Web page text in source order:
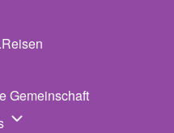
von Erwachsene
Gemeinschaft
Unternavigation von Der